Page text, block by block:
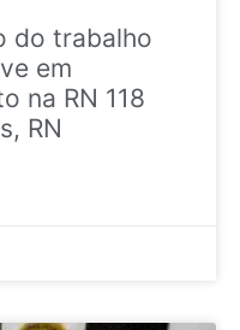
do trabalho
em
na RN 118
RN